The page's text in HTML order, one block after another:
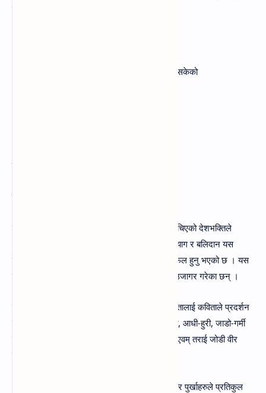
(च) मित्रताले मात्र पुर्खाहरूको विजय यात्रालाई रोक्न सकेको
वीर पुर्खा कविता राष्ट्रपरेमि कवि वासुदेव त्रिपाठीद्धारा रचिएको देशभक्तिले
ओतपोत कविता हो । हाम्रा वीर एवम्‌ अमर पुर्खाहरुको त्याग र बलिदान यस
कवितामा कविले सरल र सहज तरिकाले प्रस्तुत गर्न सफल हुनु भएको छ । यस
कवितामा नेपाली वीर पुर्खाहरुको अदम्य वीरगाधा कविले उजागर गरेका छन्‌ ।
नेपाली वीर पुर्खाहरुको अदम्य साहस, देशभक्ति एवम्‌ वीरतालाई कविताले प्रदर्शन
गर्दछ । युद्धको क्रममा आइपर्ने खोला-नाला, पहाङ-पर्वत, आधी-हुरी, जाडो-गर्मी
केही नभनि निरन्तर 'गरुडको वेगमा लडेर हिमाल, पहाड एवम्‌ तराई जोडी वीर
अंग्रेजसगँको नालापानीको युद्धदेखि विभिन्न युद्धहरुमा वीर पुर्खाहरुले प्रतिकुल